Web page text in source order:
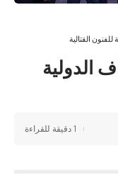
القتالية
الدولية
1 دقيقة للقراءة